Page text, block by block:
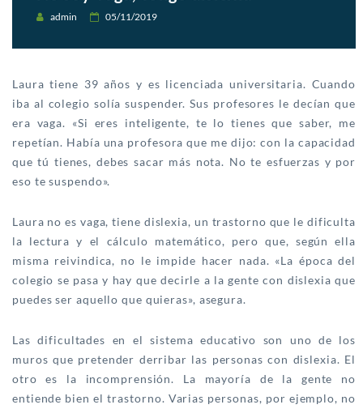
admin 05/11/2019
Laura tiene 39 años y es licenciada universitaria. Cuando
iba al colegio solía suspender. Sus profesores le decían que
era vaga. «Si eres inteligente, te lo tienes que saber, me
repetían. Había una profesora que me dijo: con la capacidad
que tú tienes, debes sacar más nota. No te esfuerzas y por
eso te suspendo».
Laura no es vaga, tiene dislexia, un trastorno que le dificulta
la lectura y el cálculo matemático, pero que, según ella
misma reivindica, no le impide hacer nada. «La época del
colegio se pasa y hay que decirle a la gente con dislexia que
puedes ser aquello que quieras», asegura.
Las dificultades en el sistema educativo son uno de los
muros que pretender derribar las personas con dislexia. El
otro es la incomprensión. La mayoría de la gente no
entiende bien el trastorno. Varias personas, por ejemplo, no